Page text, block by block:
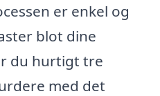
er enkel og
blot dine
du hurtigt tre
med det